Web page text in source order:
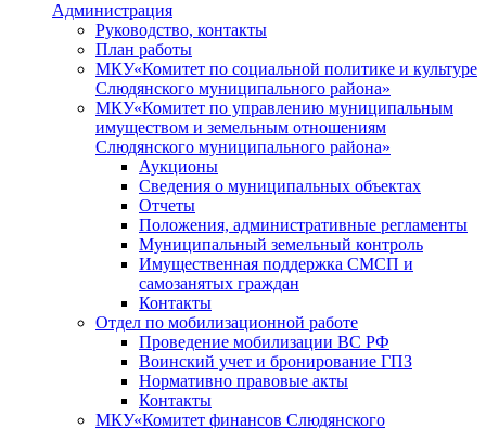
Администрация
Руководство, контакты
План работы
МКУ«Комитет по социальной политике и культуре
Слюдянского муниципального района»
МКУ«Комитет по управлению муниципальным
имуществом и земельным отношениям
Слюдянского муниципального района»
Аукционы
Сведения о муниципальных объектах
Отчеты
Положения, административные регламенты
Муниципальный земельный контроль
Имущественная поддержка СМСП и
самозанятых граждан
Контакты
Отдел по мобилизационной работе
Проведение мобилизации ВС РФ
Воинский учет и бронирование ГПЗ
Нормативно правовые акты
Контакты
МКУ«Комитет финансов Слюдянского